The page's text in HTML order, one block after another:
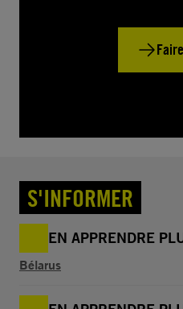
S'INFORMER
EN APPRENDRE
Bélarus